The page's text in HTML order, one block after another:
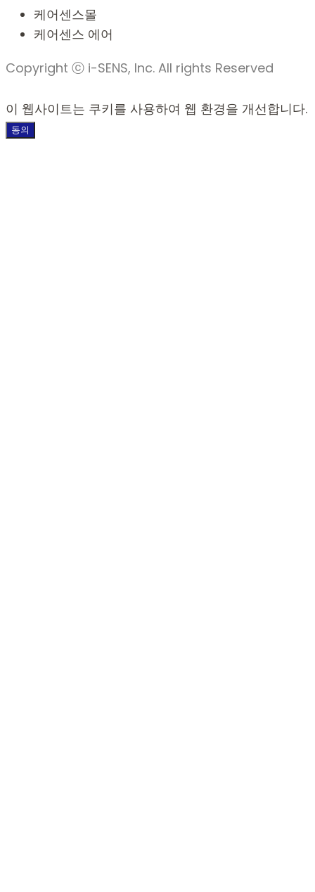
케어센스몰
케어센스 에어
Copyright ⓒ i-SENS, Inc. All rights Reserved
이 웹사이트는 쿠키를 사용하여 웹 환경을 개선합니다.
동의